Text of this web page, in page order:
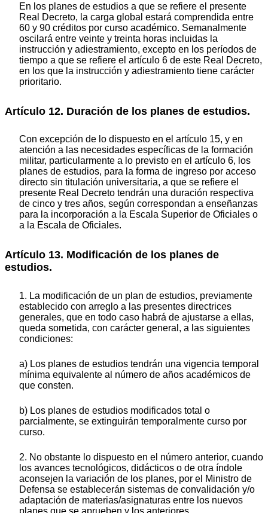
En los planes de estudios a que se refiere el presente
Real Decreto, la carga global estará comprendida entre
60 y 90 créditos por curso académico. Semanalmente
oscilará entre veinte y treinta horas incluidas la
instrucción y adiestramiento, excepto en los períodos de
tiempo a que se refiere el artículo 6 de este Real Decreto,
en los que la instrucción y adiestramiento tiene carácter
prioritario.
Artículo 12. Duración de los planes de estudios.
Con excepción de lo dispuesto en el artículo 15, y en
atención a las necesidades específicas de la formación
militar, particularmente a lo previsto en el artículo 6, los
planes de estudios, para la forma de ingreso por acceso
directo sin titulación universitaria, a que se refiere el
presente Real Decreto tendrán una duración respectiva
de cinco y tres años, según correspondan a enseñanzas
para la incorporación a la Escala Superior de Oficiales o
a la Escala de Oficiales.
Artículo 13. Modificación de los planes de
estudios.
1. La modificación de un plan de estudios, previamente
establecido con arreglo a las presentes directrices
generales, que en todo caso habrá de ajustarse a ellas,
queda sometida, con carácter general, a las siguientes
condiciones:
a) Los planes de estudios tendrán una vigencia temporal
mínima equivalente al número de años académicos de
que consten.
b) Los planes de estudios modificados total o
parcialmente, se extinguirán temporalmente curso por
curso.
2. No obstante lo dispuesto en el número anterior, cuando
los avances tecnológicos, didácticos o de otra índole
aconsejen la variación de los planes, por el Ministro de
Defensa se establecerán sistemas de convalidación y/o
adaptación de materias/asignaturas entre los nuevos
planes que se aprueben y los anteriores.